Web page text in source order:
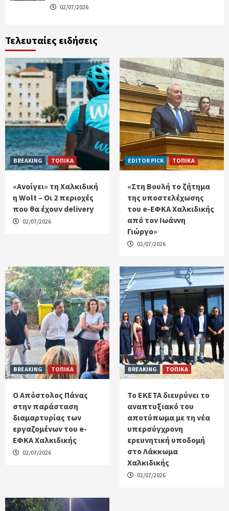
02/07/2026
Τελευταίες ειδήσεις
BREAKING ΤΟΠΙΚΑ
«Ανοίγει» τη Χαλκιδική
η Wolt – Οι 2 περιοχές
που θα έχουν delivery
02/07/2026
EDITOR PICK ΤΟΠΙΚΑ
«Στη Βουλή το ζήτημα
της υποστελέχωσης
του e-ΕΦΚΑ Χαλκιδικής
από τον Ιωάννη
Γιώργο»
02/07/2026
BREAKING ΤΟΠΙΚΑ
Ο Απόστολος Πάνας
στην παράσταση
διαμαρτυρίας των
εργαζομένων του e-
ΕΦΚΑ Χαλκιδικής
02/07/2026
BREAKING ΤΟΠΙΚΑ
Το ΕΚΕΤΑ διευρύνει το
αναπτυξιακό του
αποτύπωμα με τη νέα
υπερσύγχρονη
ερευνητική υποδομή
στο Λάκκωμα
Χαλκιδικής
02/07/2026